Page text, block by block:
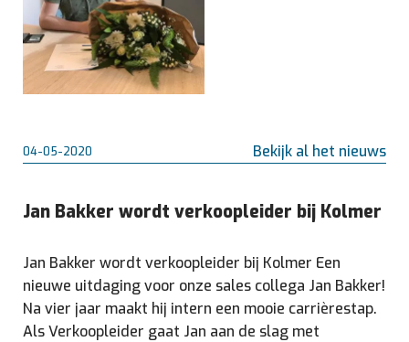
04-05-2020 Bekijk al het nieuws
Jan Bakker wordt verkoopleider bij Kolmer
Jan Bakker wordt verkoopleider bij Kolmer Een
nieuwe uitdaging voor onze sales collega Jan Bakker!
Na vier jaar maakt hij intern een mooie carrièrestap.
Als Verkoopleider gaat Jan aan de slag met